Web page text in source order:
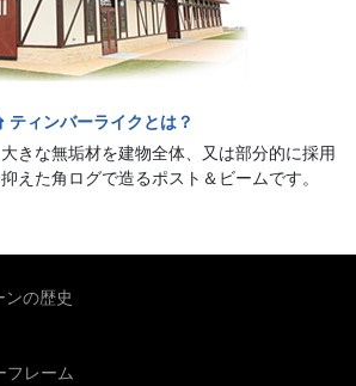
ティンバーライクとは？
きな無垢材を建物全体、又は部分的に採用
えた角ログで造るポスト＆ビームです。
の歴史
フレーム